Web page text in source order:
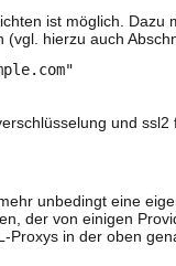
ist möglich.
hierzu auch
und
unbedingt eine
der von einigen
Proxys in der oben